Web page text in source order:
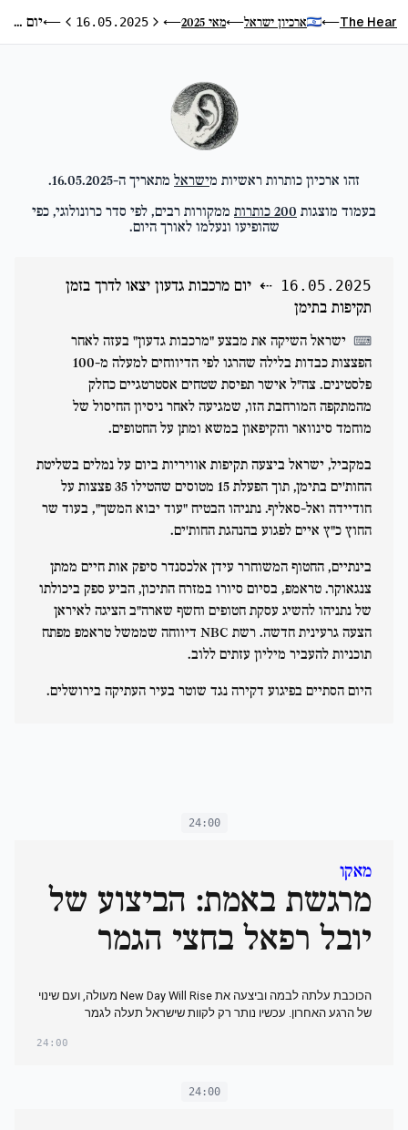
The Hear
⟵ ארכיון ישראל⟵מאי 2025 ⟵היום הקודם
16.05.2025 היום הבא
⟵ יום מרכבות גדעון יצאו לדרך בזמן תקיפות בתימן
זהו ארכיון כותרות ראשיות מישראלמתאריך ה-16.05.2025
.
בעמוד מוצגות 200 כותרות ממקורות רבים, לפי סדר כרונולוגי, כפי
שהופיעו ונעלמו לאורך היום.
16.05.2025
⇠ יום מרכבות גדעון יצאו לדרך בזמן
תקיפות בתימן
⌨ ישראל השיקה את מבצע "מרכבות גדעון" בעזה לאחר
הפצצות כבדות בלילה שהרגו לפי הדיווחים למעלה מ-100
פלסטינים. צה"ל אישר תפיסת שטחים אסטרטגיים כחלק
מהמתקפה המורחבת הזו, שמגיעה לאחר ניסיון החיסול של
מוחמד סינוואר והקיפאון במשא ומתן על החטופים.
במקביל, ישראל ביצעה תקיפות אוויריות ביום על נמלים בשליטת
החות'ים בתימן, תוך הפעלת 15 מטוסים שהטילו 35 פצצות על
חודיידה ואל-סאליף. נתניהו הבטיח "עוד יבוא המשך", בעוד שר
החוץ כ"ץ איים לפגוע בהנהגת החות'ים.
בינתיים, החטוף המשוחרר עידן אלכסנדר סיפק אות חיים ממתן
צנגאוקר. טראמפ, בסיום סיורו במזרח התיכון, הביע ספק ביכולתו
של נתניהו להשיג עסקת חטופים וחשף שארה"ב הציגה לאיראן
הצעה גרעינית חדשה. רשת NBC דיווחה שממשל טראמפ מפתח
תוכניות להעביר מיליון עזתים ללוב.
היום הסתיים בפיגוע דקירה נגד שוטר בעיר העתיקה בירושלים.
24:00
מאקו
מרגשת באמת: הביצוע של
יובל רפאל בחצי הגמר
הכוכבת עלתה לבמה וביצעה את New Day Will Rise מעולה, ועם שינוי
של הרגע האחרון. עכשיו נותר רק לקוות שישראל תעלה לגמר
24:00
24:00